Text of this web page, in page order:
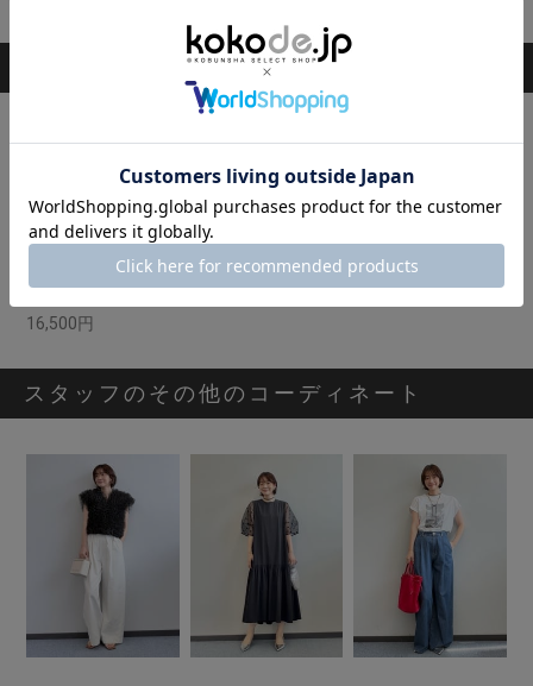
16,500円
スタッフのその他のコーディネート